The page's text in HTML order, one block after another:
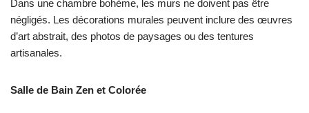
Dans une chambre bohème, les murs ne doivent pas être
négligés. Les décorations murales peuvent inclure des œuvres
d’art abstrait, des photos de paysages ou des tentures
artisanales.
Salle de Bain Zen et Colorée